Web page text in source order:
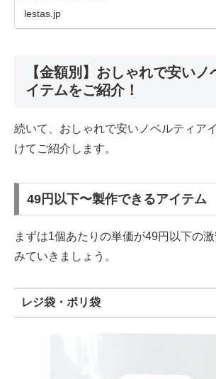
lestas.jp
【金額別】おしゃれで安いノ
イテムをご紹介！
続いて、おしゃれで安いノベルティア
けてご紹介します。
49円以下〜製作できるアイテム
まずは1個あたりの単価が49円以下の
みていきましょう。
レジ袋・ポリ袋